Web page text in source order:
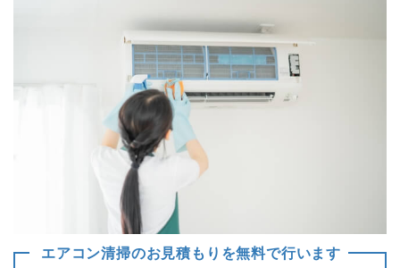
エアコン清掃のお見積もりを無料で行います